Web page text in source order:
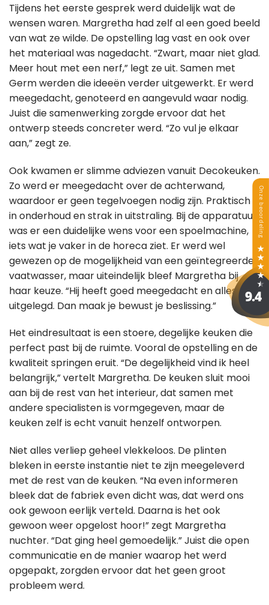
Tijdens het eerste gesprek werd duidelijk wat de
wensen waren. Margretha had zelf al een goed beeld
van wat ze wilde. De opstelling lag vast en ook over
het materiaal was nagedacht. “Zwart, maar niet glad.
Meer hout met een nerf,” legt ze uit. Samen met
Germ werden die ideeën verder uitgewerkt. Er werd
meegedacht, genoteerd en aangevuld waar nodig.
Juist die samenwerking zorgde ervoor dat het
ontwerp steeds concreter werd. “Zo vul je elkaar
aan,” zegt ze.
Ook kwamen er slimme adviezen vanuit Decokeuken.
Zo werd er meegedacht over de achterwand,
waardoor er geen tegelvoegen nodig zijn. Praktisch
in onderhoud en strak in uitstraling. Bij de apparatuur
was er een duidelijke wens voor een spoelmachine,
iets wat je vaker in de horeca ziet. Er werd wel
gewezen op de mogelijkheid van een geïntegreerde
vaatwasser, maar uiteindelijk bleef Margretha bij
haar keuze. “Hij heeft goed meegedacht en alles
uitgelegd. Dan maak je bewust je beslissing.”
Het eindresultaat is een stoere, degelijke keuken die
perfect past bij de ruimte. Vooral de opstelling en de
kwaliteit springen eruit. “De degelijkheid vind ik heel
belangrijk,” vertelt Margretha. De keuken sluit mooi
aan bij de rest van het interieur, dat samen met
andere specialisten is vormgegeven, maar de
keuken zelf is echt vanuit henzelf ontworpen.
Niet alles verliep geheel vlekkeloos. De plinten
bleken in eerste instantie niet te zijn meegeleverd
met de rest van de keuken. “Na even informeren
bleek dat de fabriek even dicht was, dat werd ons
ook gewoon eerlijk verteld. Daarna is het ook
gewoon weer opgelost hoor!” zegt Margretha
nuchter. “Dat ging heel gemoedelijk.” Juist die open
communicatie en de manier waarop het werd
opgepakt, zorgden ervoor dat het geen groot
probleem werd.